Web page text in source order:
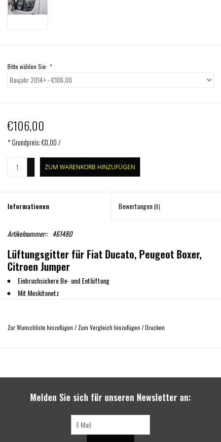
Bitte wählen Sie: *
€106,00
* Grundpreis: €0,00 /
ZUM WARENKORB HINZUFÜGEN
Informationen Bewertungen(0)
Artikelnummer:: 461480
Lüftungsgitter für Fiat Ducato, Peugeot Boxer,
Citroen Jumper
Einbruchsichere Be- und Entlüftung
Mit Moskitonetz
Schnell einzusetzen und leicht herausnehmbar
Nachts gut schlafen, im Sommer ohne Sorgen weggehen, Luft auch für die
Haustiere, dafür sorgen die Frischluftgitter im Fahrerhaus
Genügend Luftzirkulation wird erreicht, wenn beide Lüftungsgitter
eine leichte Luftzirkulation vermindert deutlich die Kondensation im
Zur Wunschliste hinzufügen / Zum Vergleich hinzufügen /Drucken
Melden Sie sich für unseren Newsletter an: